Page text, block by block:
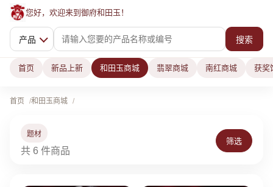
您好，欢迎来到御府和田玉！
产品 搜索
首页 新品上新 和田玉商城 翡翠商城 南红商城 获奖
首页 和田玉商城
题材
共 6 件商品
筛选